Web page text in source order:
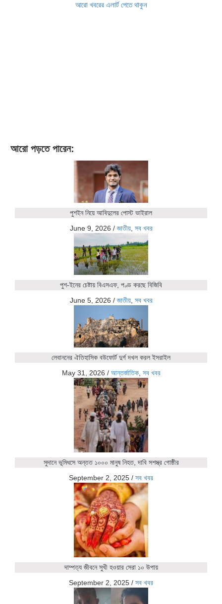
আরো খবরের এলার্ট পেতে থাকুন
আরো পড়তে পারেন:
পুশইন নিয়ে আবিদুলের পোস্ট ভাইরাল
June 9, 2026 / জাতীয়, সব খবর
পুশ-ইনের চেষ্টায় বিএসএফ, পণ্ড করছে বিজিবি
June 5, 2026 / জাতীয়, সব খবর
লেবাননের ঐতিহাসিক বউফোর্ট দুর্গ দখল করল ইসরাইল
May 31, 2026 / আন্তর্জাতিক, সব খবর
সুদানে ভূমিধসে অন্তত ১০০০ মানুষ নিহত, দাবি সশস্ত্র গোষ্ঠীর
September 2, 2025 / সব খবর
দাম্পত্য জীবনে সুখী হওয়ার সেরা ১০ উপায়
September 2, 2025 / সব খবর